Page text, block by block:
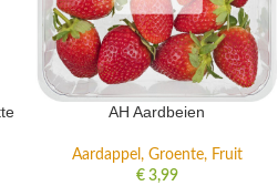
AH Aardbeien
Aardappel, Groente, Fruit
€3,99